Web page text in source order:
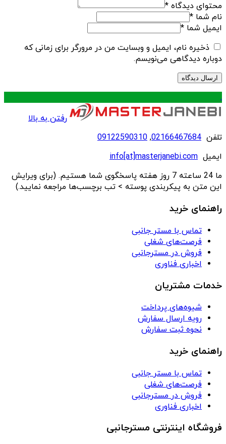
محتوای دیدگاه *
نام شما *
ایمیل شما *
ذخیره نام، ایمیل و وبسایت من در مرورگر برای زمانی که
دوباره دیدگاهی می‌نویسم.
.
رفتن به بالا
تلفن 02166467684
,
09122590310
ایمیل info[at]masterjanebi.com
ما 24 ساعته 7 روز هفته پاسخگوی شما هستیم. (برای ویرایش
این متن به پیکربندی پوسته > تب برچسب‌ها مراجعه نمایید.)
راهنمای خرید
تماس با مستر جانبی
فرصت‌های شغلی
فروش در مسترجانبی
اخباری فناوری
خدمات مشتریان
شیوه‌های پرداخت
رویه ارسال سفارش
نحوه ثبت سفارش
راهنمای خرید
تماس با مستر جانبی
فرصت‌های شغلی
فروش در مسترجانبی
اخباری فناوری
فروشگاه اینترنتی مسترجانبی